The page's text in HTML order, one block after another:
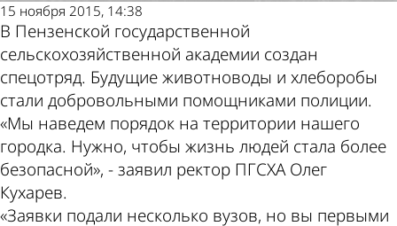
15 ноября 2015, 14:38
В Пензенской государственной
сельскохозяйственной академии создан
спецотряд. Будущие животноводы и хлеборобы
стали добровольными помощниками полиции.
«Мы наведем порядок на территории нашего
городка. Нужно, чтобы жизнь людей стала более
безопасной», - заявил ректор ПГСХА Олег
Кухарев.
«Заявки подали несколько вузов, но вы первыми